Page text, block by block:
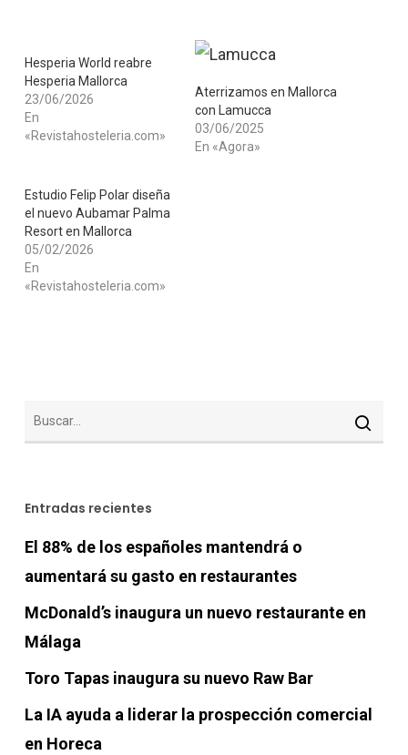
Hesperia World reabre
Hesperia Mallorca
23/06/2026
En
«Revistahosteleria.com»
Aterrizamos en Mallorca
con Lamucca
03/06/2025
En «Agora»
Estudio Felip Polar diseña
el nuevo Aubamar Palma
Resort en Mallorca
05/02/2026
En
«Revistahosteleria.com»
Entradas recientes
El 88% de los españoles mantendrá o
aumentará su gasto en restaurantes
McDonald’s inaugura un nuevo restaurante en
Málaga
Toro Tapas inaugura su nuevo Raw Bar
La IA ayuda a liderar la prospección comercial
en Horeca